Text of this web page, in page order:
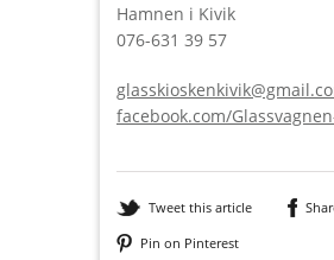
Hamnen i Kivik
076-631 39 57
facebook.com/
Tweet this article
Pin on Pinterest